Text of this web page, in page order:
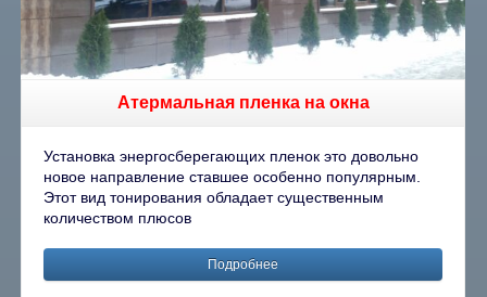
Атермальная пленка на окна
Установка энергосберегающих пленок это довольно
новое направление ставшее особенно популярным.
Этот вид тонирования обладает существенным
количеством плюсов
Подробнее